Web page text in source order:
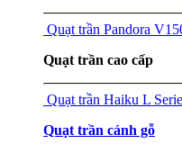
Quạt trần Pandora
Quạt trần cao cấp
Quạt trần Haiku L
Quạt trần cánh gỗ